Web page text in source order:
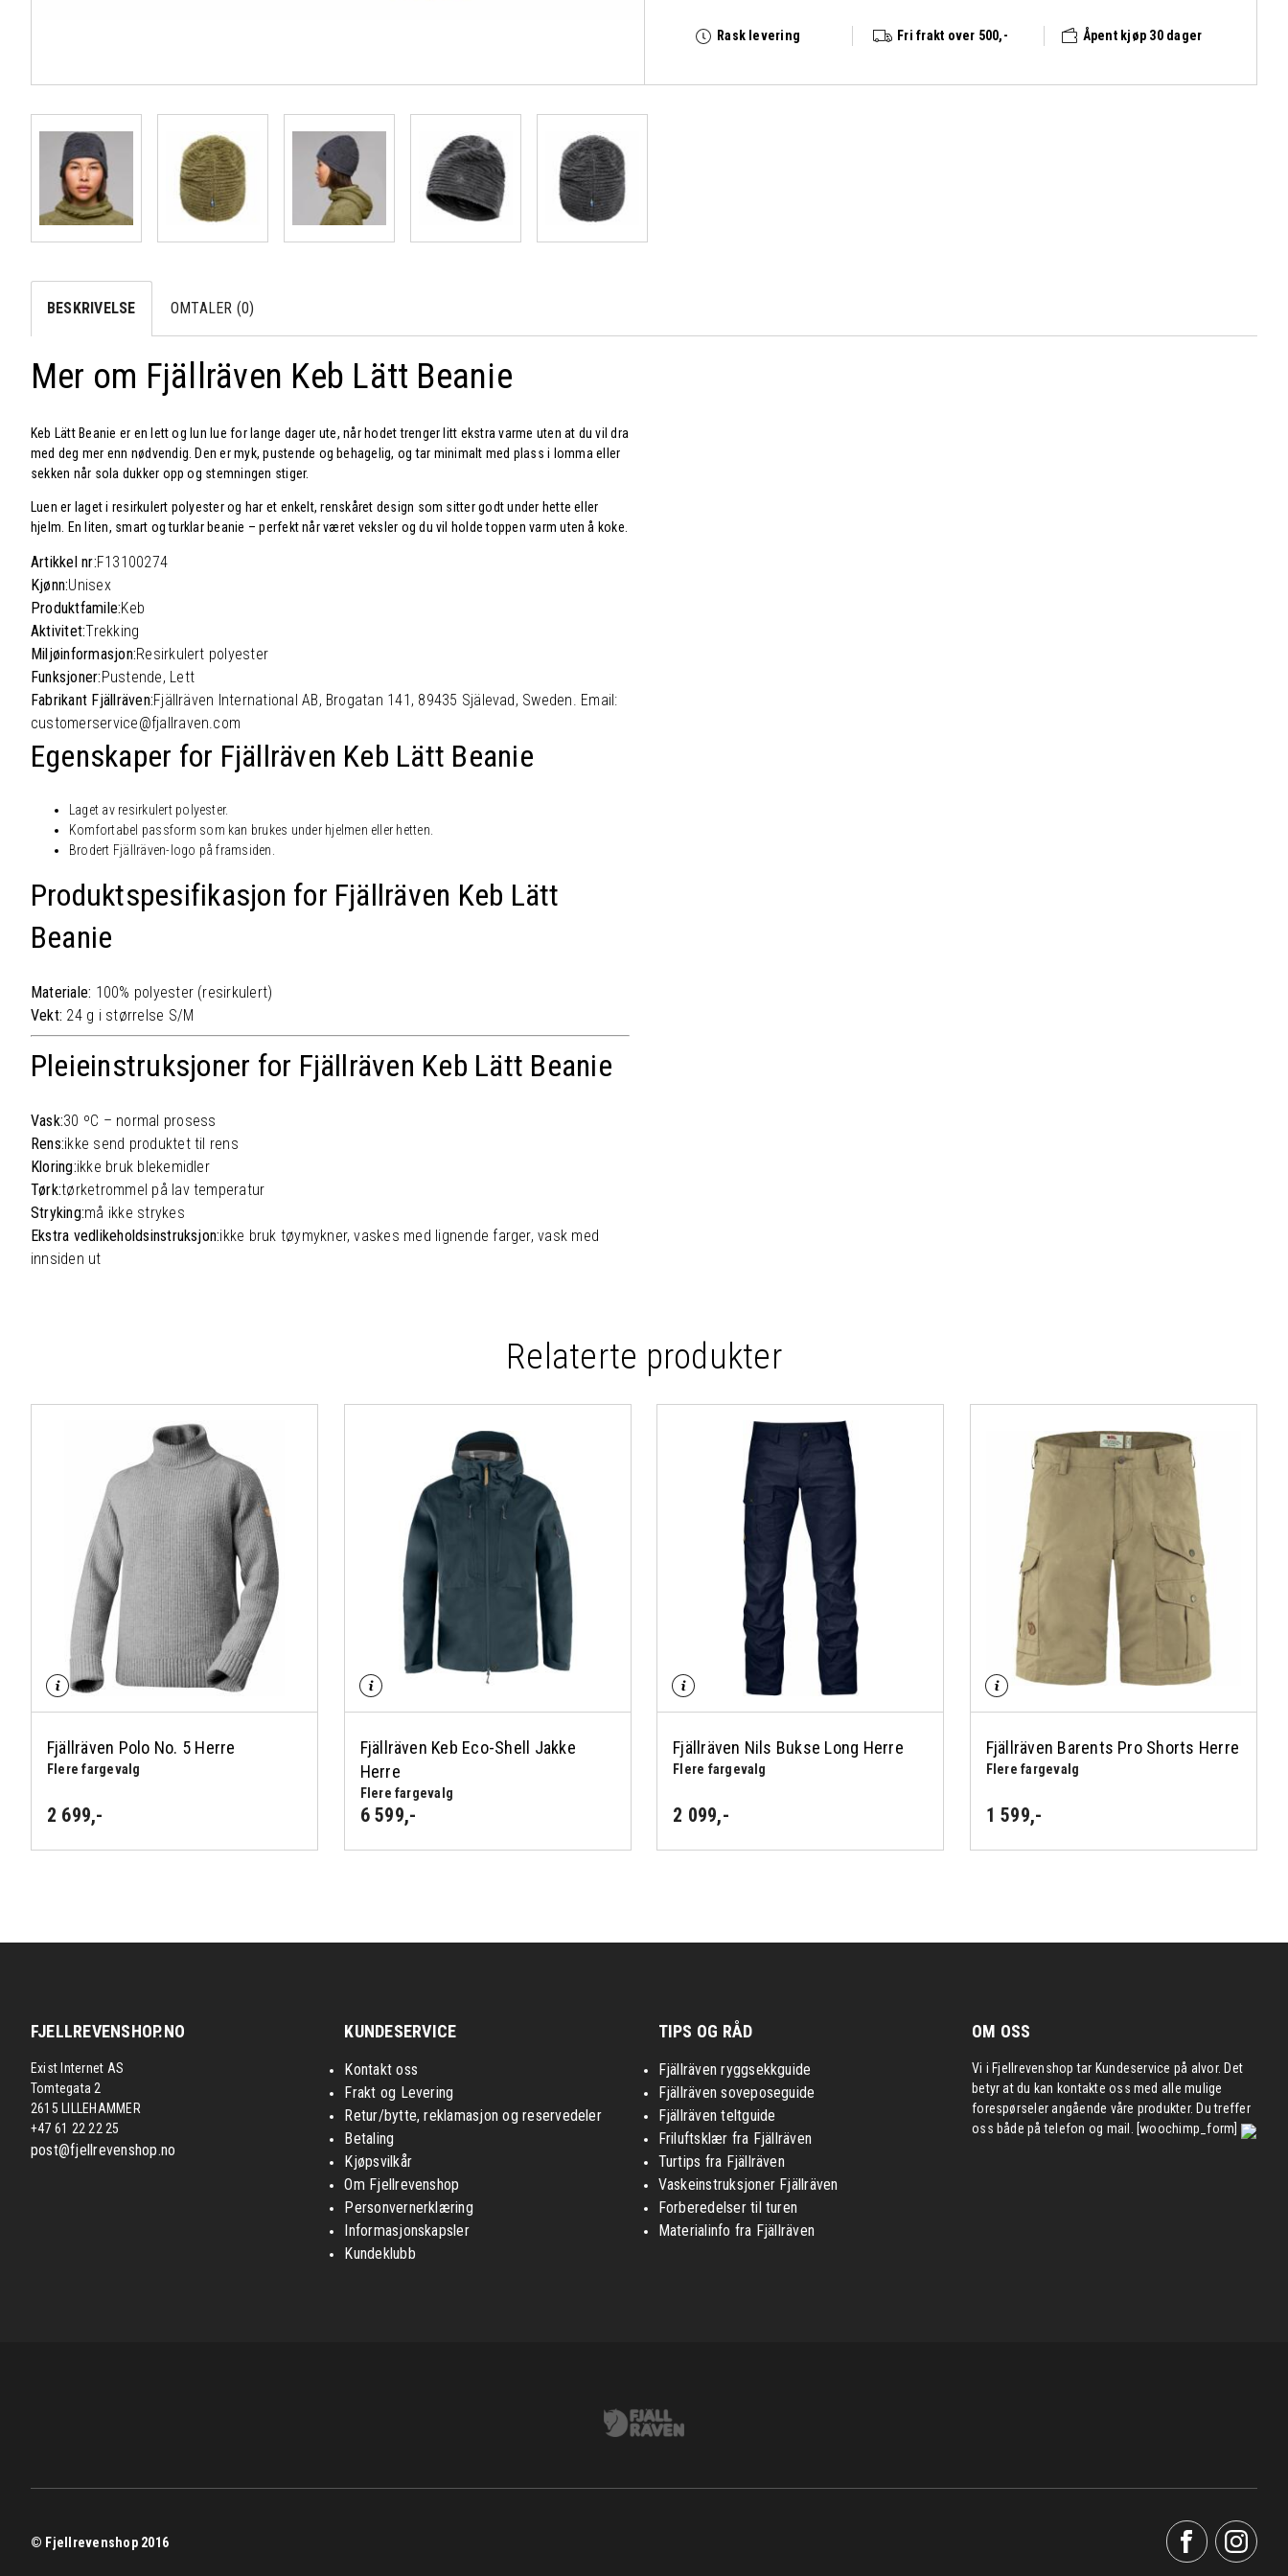
Rask levering Fri frakt over 500,- Åpent kjøp 30 dager
BESKRIVELSE OMTALER (0)
Mer om Fjällräven Keb Lätt Beanie
Keb Lätt Beanie er en lett og lun lue for lange dager ute, når hodet trenger litt ekstra varme uten at du vil dra
med deg mer enn nødvendig. Den er myk, pustende og behagelig, og tar minimalt med plass i lomma eller
sekken når sola dukker opp og stemningen stiger.
Luen er laget i resirkulert polyester og har et enkelt, renskåret design som sitter godt under hette eller
hjelm. En liten, smart og turklar beanie – perfekt når været veksler og du vil holde toppen varm uten å koke.
Artikkel nr:F13100274
Kjønn:Unisex
Produktfamile:Keb
Aktivitet:Trekking
Miljøinformasjon:Resirkulert polyester
Funksjoner:Pustende, Lett
Fabrikant Fjällräven:Fjällräven International AB, Brogatan 141, 89435 Själevad, Sweden. Email:
customerservice@fjallraven.com
Egenskaper for Fjällräven Keb Lätt Beanie
Laget av resirkulert polyester.
Komfortabel passform som kan brukes under hjelmen eller hetten.
Brodert Fjällräven-logo på framsiden.
Produktspesifikasjon for Fjällräven Keb Lätt
Beanie
Materiale: 100% polyester (resirkulert)
Vekt: 24 g i størrelse S/M
Pleieinstruksjoner for Fjällräven Keb Lätt Beanie
Vask:30 ºC – normal prosess
Rens:ikke send produktet til rens
Kloring:ikke bruk blekemidler
Tørk:tørketrommel på lav temperatur
Stryking:må ikke strykes
Ekstra vedlikeholdsinstruksjon:ikke bruk tøymykner, vaskes med lignende farger, vask med
innsiden ut
Relaterte produkter
Fjällräven Polo No. 5 Herre
Flere fargevalg
2 699,-
Logg inn eller bli medlem for å se
medlemspris
Fjällräven Keb Eco-Shell Jakke
Herre
Flere fargevalg
6 599,-
Fjällräven Nils Bukse Long Herre
Flere fargevalg
2 099,-
Fjällräven Barents Pro Shorts Herre
Flere fargevalg
1 599,-
FJELLREVENSHOP.NO
Exist Internet AS
Tomtegata 2
2615 LILLEHAMMER
+47 61 22 22 25
post@fjellrevenshop.no
KUNDESERVICE
Kontakt oss
Frakt og Levering
Retur/bytte, reklamasjon og reservedeler
Betaling
Kjøpsvilkår
Om Fjellrevenshop
Personvernerklæring
Informasjonskapsler
Kundeklubb
TIPS OG RÅD
Fjällräven ryggsekkguide
Fjällräven soveposeguide
Fjällräven teltguide
Friluftsklær fra Fjällräven
Turtips fra Fjällräven
Vaskeinstruksjoner Fjällräven
Forberedelser til turen
Materialinfo fra Fjällräven
OM OSS
Vi i Fjellrevenshop tar Kundeservice på alvor. Det
betyr at du kan kontakte oss med alle mulige
forespørseler angående våre produkter. Du treffer
oss både på telefon og mail. [woochimp_form]
© Fjellrevenshop 2016